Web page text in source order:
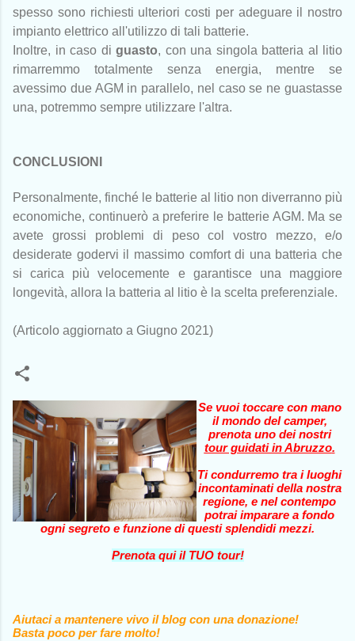
spesso sono richiesti ulteriori costi per adeguare il nostro
impianto elettrico all'utilizzo di tali batterie.
Inoltre, in caso di guasto, con una singola batteria al litio
rimarremmo totalmente senza energia, mentre se
avessimo due AGM in parallelo, nel caso se ne guastasse
una, potremmo sempre utilizzare l'altra.
CONCLUSIONI
Personalmente, finché le batterie al litio non diverranno più
economiche, continuerò a preferire le batterie AGM. Ma se
avete grossi problemi di peso col vostro mezzo, e/o
desiderate godervi il massimo comfort di una batteria che
si carica più velocemente e garantisce una maggiore
longevità, allora la batteria al litio è la scelta preferenziale.
(Articolo aggiornato a Giugno 2021)
Se vuoi toccare con mano
il mondo del camper,
prenota uno dei nostri
tour guidati in Abruzzo.
Ti condurremo tra i luoghi
incontaminati della nostra
regione, e nel contempo
potrai imparare a fondo
ogni segreto e funzione di questi splendidi mezzi.
Prenota qui il TUO tour!
Aiutaci a mantenere vivo il blog con una donazione!
Basta poco per fare molto!